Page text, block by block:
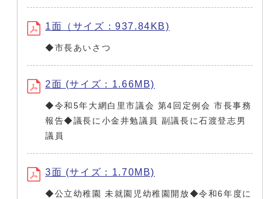
1面（サイズ：937.84KB)
◆市長あいさつ
2面 (サイズ：1.66MB)
◆令和5年大網白里市議会 第4回定例会 市長事務
報告◆議長に小金井勉議員 副議長に石渡登志男
議員
3面 (サイズ：1.70MB)
◆公立幼稚園 未就園児幼稚園開放◆令和6年度に